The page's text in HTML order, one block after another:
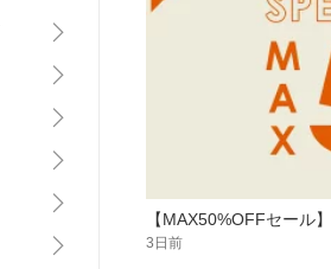
【MAX50%OFFセール
3日前